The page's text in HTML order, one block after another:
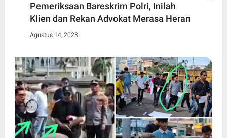
Pemeriksaan Bareskrim Polri, Inilah
Klien dan Rekan Advokat Merasa Heran
Agustus 14, 2023